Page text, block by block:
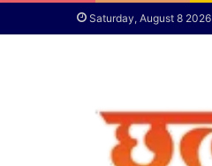
Saturday, August 8 2026